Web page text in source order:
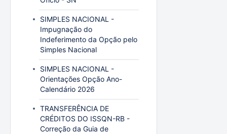
SIMPLES NACIONAL -
Impugnação do
Indeferimento da Opção pelo
Simples Nacional
SIMPLES NACIONAL -
Orientações Opção Ano-
Calendário 2026
TRANSFERÊNCIA DE
CRÉDITOS DO ISSQN-RB -
Correção da Guia de